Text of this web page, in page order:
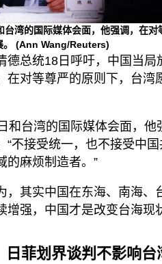
台湾的国际媒体会面，他强调，在
(Ann Wang/Reuters)
德总统18日呼吁，中国当
在对等尊严的原则下，台
和台湾的国际媒体会面，
“不接受统一，也不接受中
的麻烦制造者。”
，其实中国在东海、南海
增强，中国才是改变台海现
日菲划界谈判不影响